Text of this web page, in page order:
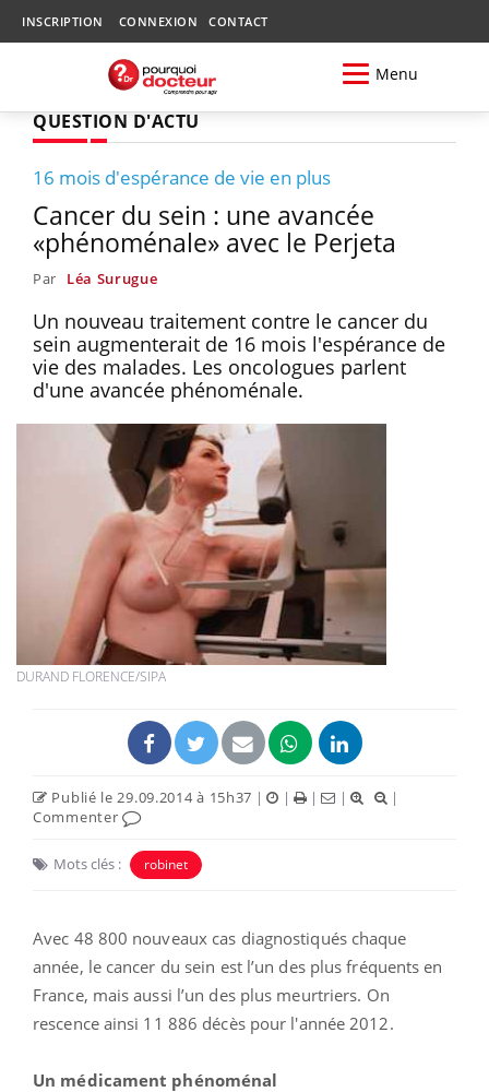
INSCRIPTION CONNEXION CONTACT
Menu
QUESTION D'ACTU
16 mois d'espérance de vie en plus
Cancer du sein : une avancée
«phénoménale» avec le Perjeta
Par Léa Surugue
Un nouveau traitement contre le cancer du
sein augmenterait de 16 mois l'espérance de
vie des malades. Les oncologues parlent
d'une avancée phénoménale.
DURAND FLORENCE/SIPA
Publié le 29.09.2014 à 15h37 | | | |
|
Commenter
Mots clés : robinet
Avec 48 800 nouveaux cas diagnostiqués chaque
année, le cancer du sein est l’un des plus fréquents en
France, mais aussi l’un des plus meurtriers. On
rescence ainsi 11 886 décès pour l'année 2012.
Un médicament phénoménal